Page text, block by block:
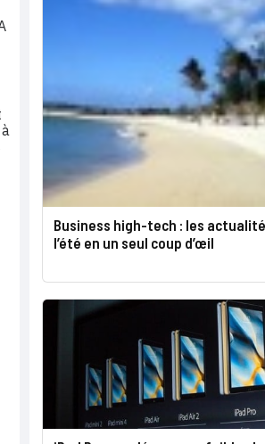
Business high-tech : les
l’été en un seul coup d’œil